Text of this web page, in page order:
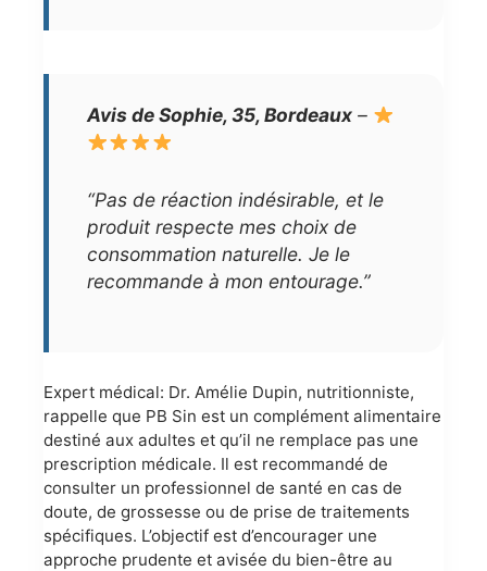
Avis de Sophie, 35, Bordeaux –
“Pas de réaction indésirable, et le
produit respecte mes choix de
consommation naturelle. Je le
recommande à mon entourage.”
Expert médical: Dr. Amélie Dupin, nutritionniste,
rappelle que PB Sin est un complément alimentaire
destiné aux adultes et qu’il ne remplace pas une
prescription médicale. Il est recommandé de
consulter un professionnel de santé en cas de
doute, de grossesse ou de prise de traitements
spécifiques. L’objectif est d’encourager une
approche prudente et avisée du bien-être au